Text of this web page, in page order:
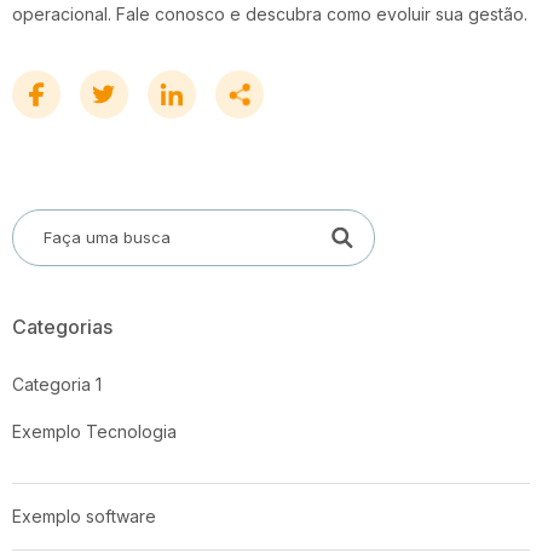
operacional. Fale conosco e descubra como evoluir sua gestão.
Categorias
Categoria 1
Exemplo Tecnologia
Exemplo software